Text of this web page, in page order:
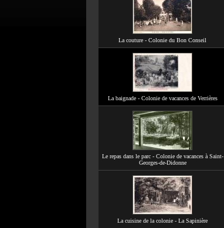
La couture - Colonie du Bon Conseil
La baignade - Colonie de vacances de Verrières
Le repas dans le parc - Colonie de vacances à Saint-
Georges-de-Didonne
La cuisine de la colonie - La Sapinière